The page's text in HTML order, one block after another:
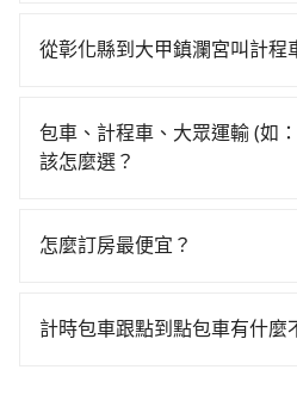
從彰化縣溪湖鎮前往最靠近的
17~19分鐘（平均18分）的高
站，每人票價270元，再用5分
時間共2小時4分鐘，假設一人
的難度是雙北大城市的30倍。
時不需要閉目養神（因為要自
$115~205承租小轎車，每公
縣（溪湖鎮）到大甲鎮瀾宮的花
40元路邊停車費用預估進去，
的車款，如果人數超過四位，
從彰化縣到大甲鎮瀾宮叫計程
灣大車隊、Uber和Yoxi。依照
1,010~1,200元間。不過彰化
計程車司機不按錶計費，約有
車以及計程車司機不跳錶計費
包車、計程車、大眾運輸 (如
該怎麼選？
擇： 預算：不同交通工具價
比較寬鬆且不介意耗時轉乘可
怎麼訂房最便宜？
OTA (online travel agent) 來
計時包車跟點到點包車有什麼